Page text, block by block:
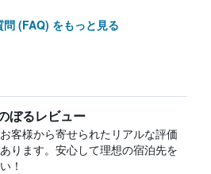
問 (FAQ) をもっと見る
ぼるレビュー
客様から寄せられたリアルな評価
ります。安心して理想の宿泊先を
！